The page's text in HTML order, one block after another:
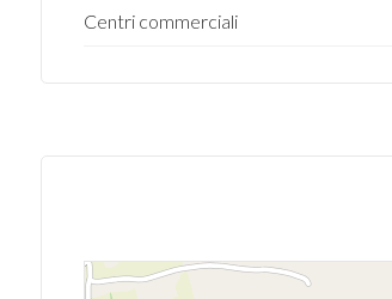
Centri commerciali